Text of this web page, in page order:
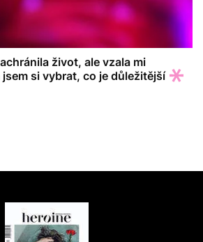
život, ale vzala mi
si vybrat, co je důležitější